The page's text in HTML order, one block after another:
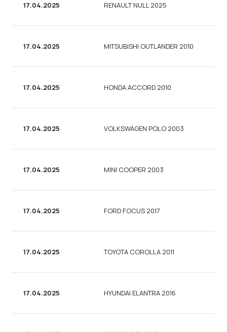
17.04.2025 RENAULT NULL 2025
17.04.2025 MITSUBISHI OUTLANDER 2010
17.04.2025 HONDA ACCORD 2010
17.04.2025 VOLKSWAGEN POLO 2003
17.04.2025 MINI COOPER 2003
17.04.2025 FORD FOCUS 2017
17.04.2025 TOYOTA COROLLA 2011
17.04.2025 HYUNDAI ELANTRA 2016